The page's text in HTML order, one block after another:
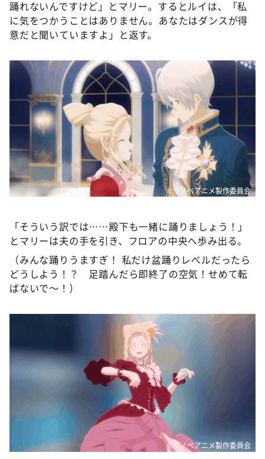
踊れないんですけど」とマリー。するとルイは、「私
に気をつかうことはありません。あなたはダンスが得
意だと聞いていますよ」と返す。
©ラノベアニメ製作委員会
「そういう訳では……殿下も一緒に踊りましょう！」
とマリーは夫の手を引き、フロアの中央へ歩み出る。
（みんな踊りうますぎ！ 私だけ盆踊りレベルだったら
どうしよう！？ 足踏んだら即終了の空気！せめて転
ばないで～！）
©ラノベアニメ製作委員会